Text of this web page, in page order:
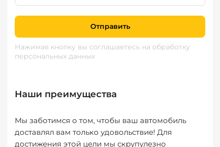
Отправить
Нажимая кнопку вы соглашаетесь на обработку
персональных данных
Наши преимущества
Мы заботимся о том, чтобы ваш автомобиль
доставлял вам только удовольствие! Для
достижения этой цели мы скрупулезно